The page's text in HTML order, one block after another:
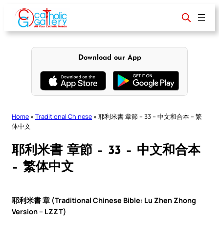
content
Download our App
Home » Traditional Chinese » 耶利米書 章節 – 33 – 中文和合本 – 繁
体中文
耶利米書 章節 – 33 – 中文和合本
– 繁体中文
耶利米書 章 (Traditional Chinese Bible: Lu Zhen Zhong
Version – LZZT)